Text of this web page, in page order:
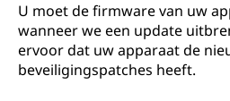
U moet de firmware van uw
wanneer we een update
ervoor dat uw apparaat de
beveiligingspatches heeft.